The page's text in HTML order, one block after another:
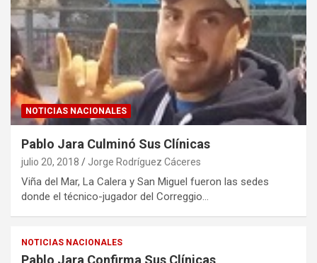
NOTICIAS NACIONALES
Pablo Jara Culminó Sus Clínicas
julio 20, 2018 Jorge Rodríguez Cáceres
Viña del Mar, La Calera y San Miguel fueron las sedes
donde el técnico-jugador del Correggio…
NOTICIAS NACIONALES
Pablo Jara Confirma Sus Clínicas